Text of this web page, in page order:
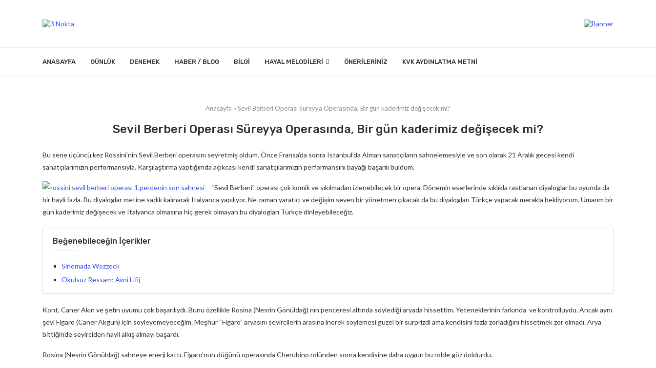
ANASAYFA GÜNLÜK DENEMEK HABER / BLOG BILGI HAYAL MELODILERI ÖNERILERINIZ KVK AYDINLATMA METNI
Anasayfa » Sevil Berberi Operası Süreyya Operasında, Bir gün kaderimiz değişecek mi?
Sevil Berberi Operası Süreyya Operasında, Bir gün kaderimiz değişecek mi?
Bu sene üçüncü kez Rossini’nin Sevil Berberi operasını seyretmiş oldum. Önce Fransa’da sonra Istanbul’da Alman sanatçıların sahnelemesiyle ve son olarak 21 Aralık gecesi kendi
sanatçılarımızın performansıyla. Karşılaştırma yaptığımda açıkcası kendi sanatçılarımızın performansını bayağı başarılı buldum.
“Sevil Berberi” operası çok komik ve sıkılmadan izlenebilecek bir opera. Dönemin eserlerinde sıklıkla rastlanan diyaloglar bu oyunda da
bir hayli fazla. Bu diyaloglar metine sadık kalınarak Italyanca yapılıyor. Ne zaman yaratıcı ve değişim seven bir yönetmen çıkacak da bu diyalogları Türkçe yapacak merakla bekliyorum. Umarım bir
gün kaderimiz değişecek ve Italyanca olmasına hiç gerek olmayan bu diyalogları Türkçe dinleyebileceğiz.
Beğenebileceğin İçerikler
Sinemada Wozzeck
Okulsuz Ressam; Avni Lifij
Kont, Caner Akın ve şefin uyumu çok başarılıydı. Bunu özellikle Rosina (Nesrin Gönüldağ) nın penceresi altında söylediği aryada hissettim. Yeteneklerinin farkında ve kontrolluydu. Ancak aynı
şeyi Figaro (Caner Akgün) için söyleyemeyeceğim. Meşhur “Figaro” aryasını seyircilerin arasına inerek söylemesi güzel bir sürprizdi ama kendisini fazla zorladığını hissetmek zor olmadı. Arya
bittiğinde seyirciden hayli alkış almayı başardı.
Rosina (Nesrin Gönüldağ) sahneye enerji kattı. Figaro’nun düğünü operasında Cherubino rolünden sonra kendisine daha uygun bu rolde göz doldurdu.